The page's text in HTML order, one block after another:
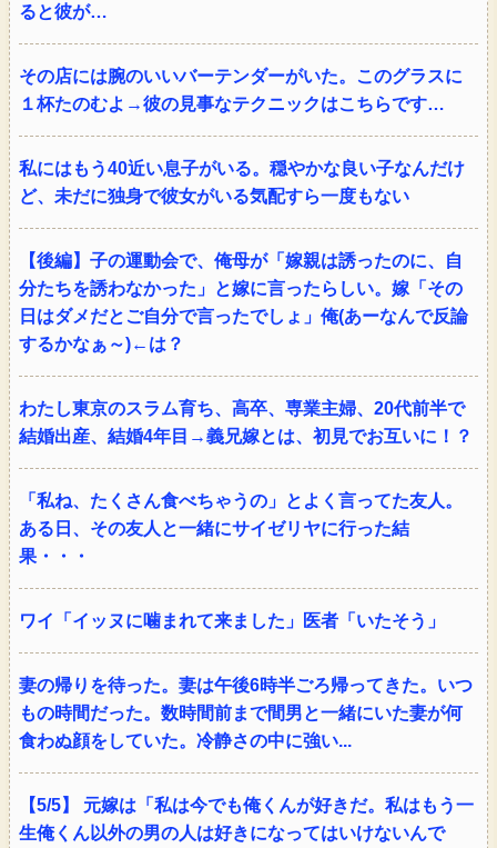
ると彼が…
その店には腕のいいバーテンダーがいた。このグラスに
１杯たのむよ→彼の見事なテクニックはこちらです…
私にはもう40近い息子がいる。穏やかな良い子なんだけ
ど、未だに独身で彼女がいる気配すら一度もない
【後編】子の運動会で、俺母が「嫁親は誘ったのに、自
分たちを誘わなかった」と嫁に言ったらしい。嫁「その
日はダメだとご自分で言ったでしょ」俺(あーなんで反論
するかなぁ～)←は？
わたし東京のスラム育ち、高卒、専業主婦、20代前半で
結婚出産、結婚4年目→義兄嫁とは、初見でお互いに！？
「私ね、たくさん食べちゃうの」とよく言ってた友人。
ある日、その友人と一緒にサイゼリヤに行った結
果・・・
ワイ「イッヌに噛まれて来ました」医者「いたそう」
妻の帰りを待った。妻は午後6時半ごろ帰ってきた。いつ
もの時間だった。数時間前まで間男と一緒にいた妻が何
食わぬ顔をしていた。冷静さの中に強い...
【5/5】 元嫁は「私は今でも俺くんが好きだ。私はもう一
生俺くん以外の男の人は好きになってはいけないんで